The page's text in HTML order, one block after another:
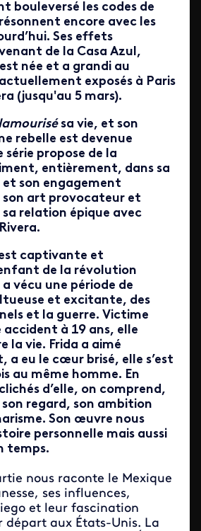
bouleversé les codes de
encore avec les
Ses effets
de la Casa Azul,
née et a grandi au
exposés à Paris
(jusqu'au 5 mars).
sa vie, et son
rebelle est devenue
propose de la
entièrement, dans sa
et son engagement
son art provocateur et
relation épique avec
est captivante et
de la révolution
vécu une période de
et excitante, des
et la guerre. Victime
accident à 19 ans, elle
la vie. Frida a aimé
a eu le cœur brisé, elle s’est
au même homme. En
d’elle, on comprend,
son regard, son ambition
Son œuvre nous
personnelle mais aussi
temps.
nous raconte le Mexique
ses influences,
et leur fascination
départ aux États-Unis. La